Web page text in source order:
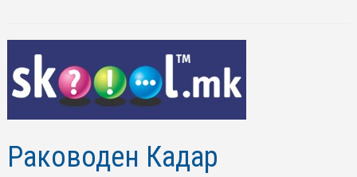
Раководен Кадар